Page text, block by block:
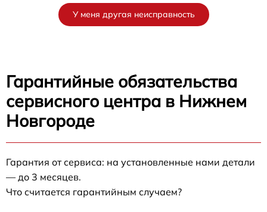
У меня другая неисправность
Гарантийные обязательства
сервисного центра в Нижнем
Новгороде
Гарантия от сервиса: на установленные нами детали
— до 3 месяцев.
Что считается гарантийным случаем?